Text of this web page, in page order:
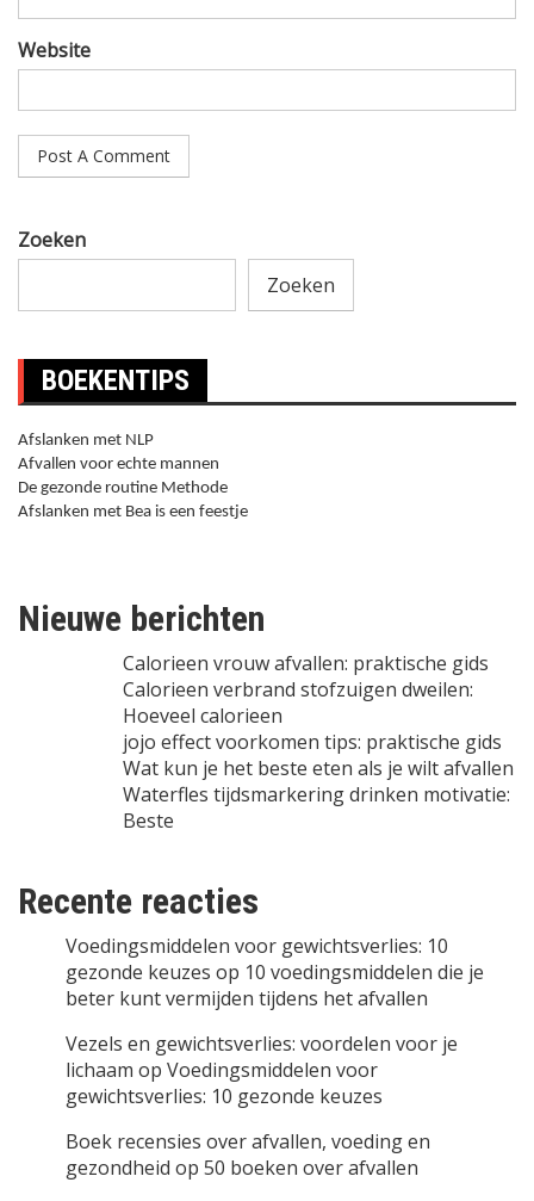
Website
Zoeken
Zoeken
BOEKENTIPS
Afslanken met NLP
Afvallen voor echte mannen
De gezonde routine Methode
Afslanken met Bea is een feestje
Nieuwe berichten
Calorieen vrouw afvallen: praktische gids
Calorieen verbrand stofzuigen dweilen:
Hoeveel calorieen
jojo effect voorkomen tips: praktische gids
Wat kun je het beste eten als je wilt afvallen
Waterfles tijdsmarkering drinken motivatie:
Beste
Recente reacties
Voedingsmiddelen voor gewichtsverlies: 10
gezonde keuzes op 10 voedingsmiddelen die je
beter kunt vermijden tijdens het afvallen
Vezels en gewichtsverlies: voordelen voor je
lichaam op Voedingsmiddelen voor
gewichtsverlies: 10 gezonde keuzes
Boek recensies over afvallen, voeding en
gezondheid op 50 boeken over afvallen